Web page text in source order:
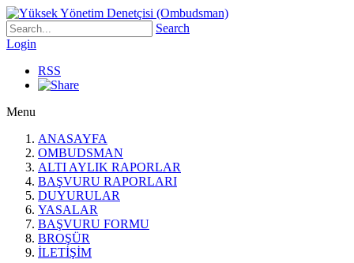
Search
Login
RSS
Menu
ANASAYFA
OMBUDSMAN
ALTI AYLIK RAPORLAR
BAŞVURU RAPORLARI
DUYURULAR
YASALAR
BAŞVURU FORMU
BROŞÜR
İLETİŞİM